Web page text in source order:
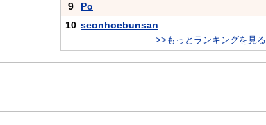
9
Po
10 seonhoebunsan
>>もっとランキングを見る